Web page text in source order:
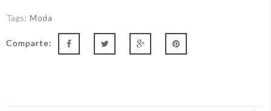
Tags: Moda
Comparte: